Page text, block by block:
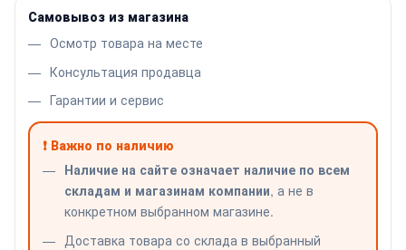
Самовывоз из магазина
Осмотр товара на месте
Консультация продавца
Гарантии и сервис
❗ Важно по наличию
Наличие на сайте означает наличие по всем
складам и магазинам компании, а не в
конкретном выбранном магазине.
Доставка товара со склада в выбранный